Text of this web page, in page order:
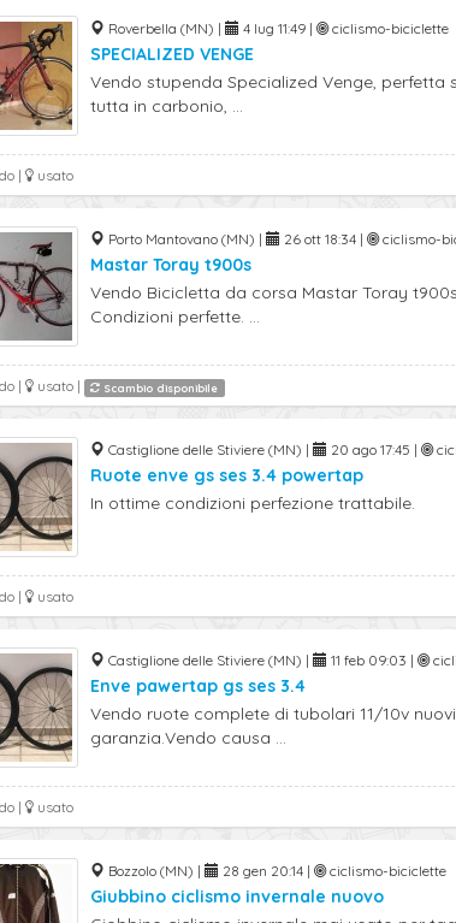
Roverbella (MN) | 4 lug 11:49 | ciclismo-biciclette
SPECIALIZED VENGE
Vendo stupenda Specialized Venge, perfetta
tutta in carbonio, ...
| usato
Porto Mantovano (MN) | 26 ott 18:34 | ciclismo-
Mastar Toray t900s
Vendo Bicicletta da corsa Mastar Toray
Condizioni perfette. ...
| usato | Scambio disponibile
Castiglione delle Stiviere (MN) | 20 ago 17:45 |
Ruote enve gs ses 3.4 powertap
In ottime condizioni perfezione trattabile.
| usato
Castiglione delle Stiviere (MN) | 11 feb 09:03 |
Enve pawertap gs ses 3.4
Vendo ruote complete di tubolari 11/10v
garanzia.Vendo causa ...
| usato
Bozzolo (MN) | 28 gen 20:14 | ciclismo-biciclette
Giubbino ciclismo invernale nuovo